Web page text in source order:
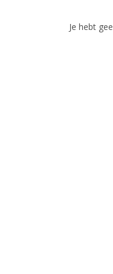
Je hebt